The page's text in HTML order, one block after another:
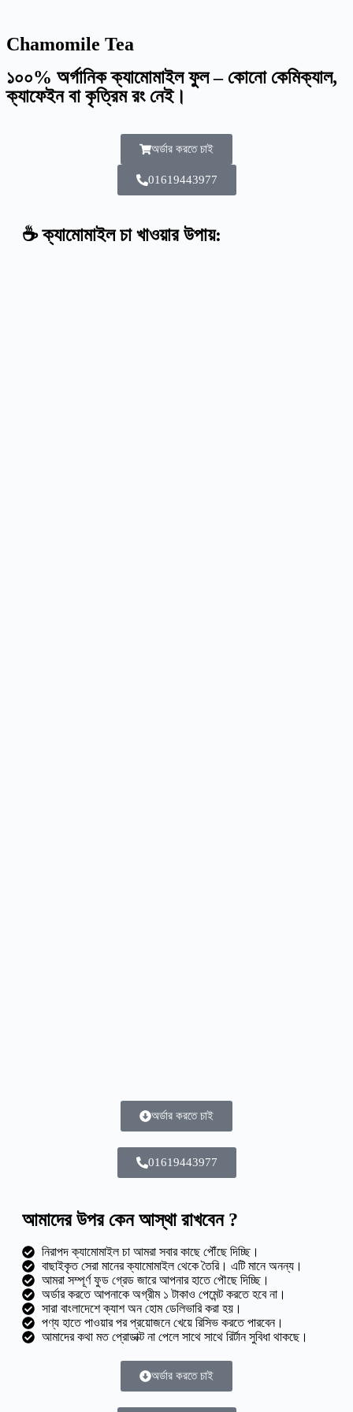
Chamomile Tea
১০০% অর্গানিক ক্যামোমাইল ফুল – কোনো কেমিক্যাল,
ক্যাফেইন বা কৃত্রিম রং নেই।
অর্ডার করতে চাই
01619443977
☕ ক্যামোমাইল চা খাওয়ার উপায়:
অর্ডার করতে চাই
01619443977
আমাদের উপর কেন আস্থা রাখবেন ?
নিরাপদ ক্যামোমাইল চা আমরা সবার কাছে পৌঁছে দিচ্ছি।
বাছাইকৃত সেরা মানের ক্যামোমাইল থেকে তৈরি। এটি মানে অনন্য।
আমরা সম্পূর্ণ ফুড গ্রেড জারে আপনার হাতে পৌছে দিচ্ছি।
অর্ডার করতে আপনাকে অগ্রীম ১ টাকাও পেমেন্ট করতে হবে না।
সারা বাংলাদেশে ক্যাশ অন হোম ডেলিভারি করা হয়।
পণ্য হাতে পাওয়ার পর প্রয়োজনে খেয়ে রিসিভ করতে পারবেন।
আমাদের কথা মত প্রোডাক্ট না পেলে সাথে সাথে রির্টান সুবিধা থাকছে।
অর্ডার করতে চাই